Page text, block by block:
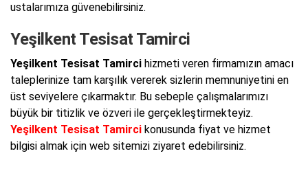
ustalarımıza güvenebilirsiniz.
Yeşilkent Tesisat Tamirci
Yeşilkent Tesisat Tamirci hizmeti veren firmamızın amacı
taleplerinize tam karşılık vererek sizlerin memnuniyetini en
üst seviyelere çıkarmaktır. Bu sebeple çalışmalarımızı
büyük bir titizlik ve özveri ile gerçekleştirmekteyiz.
Yeşilkent Tesisat Tamirci konusunda fiyat ve hizmet
bilgisi almak için web sitemizi ziyaret edebilirsiniz.